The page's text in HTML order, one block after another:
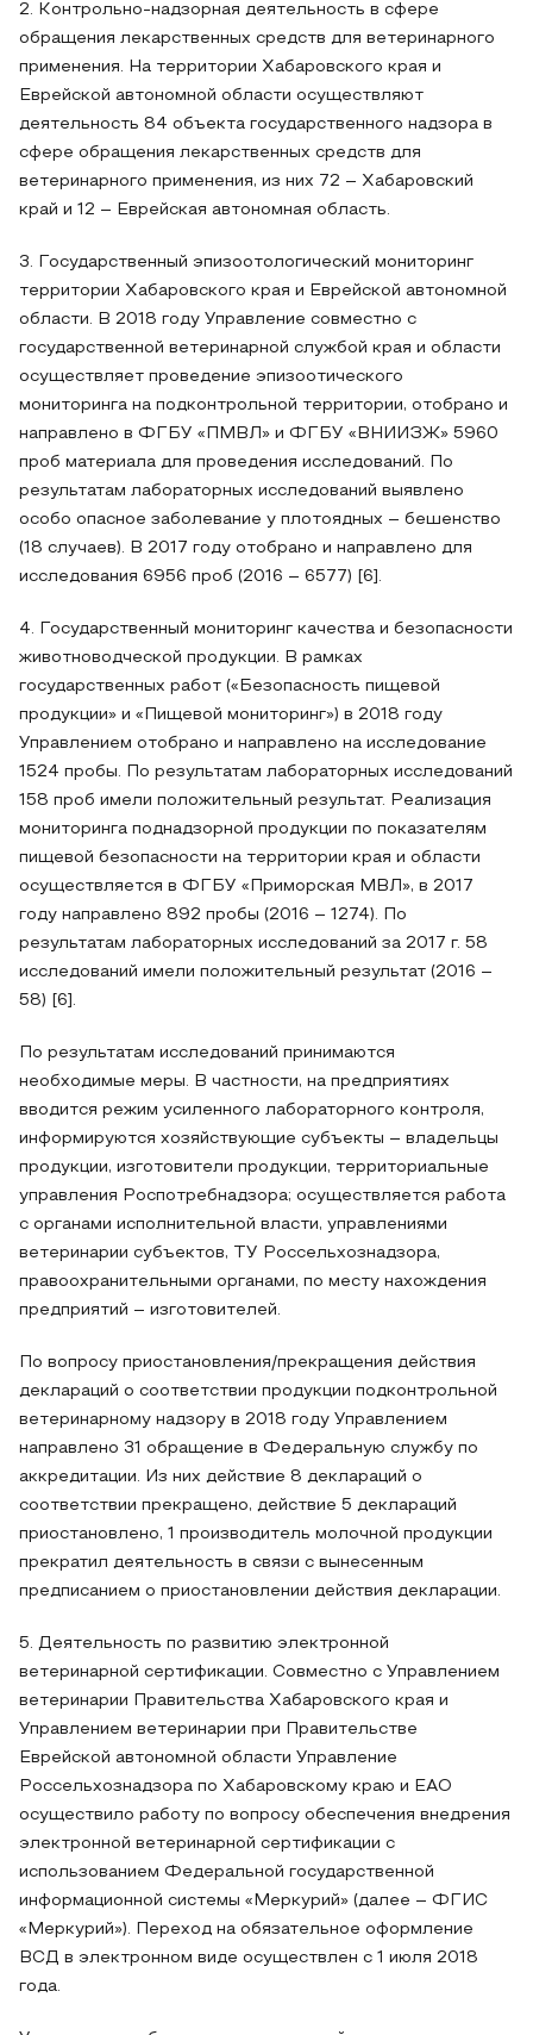
2. Контрольно-надзорная деятельность в сфере
обращения лекарственных средств для ветеринарного
применения. На территории Хабаровского края и
Еврейской автономной области осуществляют
деятельность 84 объекта государственного надзора в
сфере обращения лекарственных средств для
ветеринарного применения, из них 72 – Хабаровский
край и 12 – Еврейская автономная область.
3. Государственный эпизоотологический мониторинг
территории Хабаровского края и Еврейской автономной
области. В 2018 году Управление совместно с
государственной ветеринарной службой края и области
осуществляет проведение эпизоотического
мониторинга на подконтрольной территории, отобрано и
направлено в ФГБУ «ПМВЛ» и ФГБУ «ВНИИЗЖ» 5960
проб материала для проведения исследований. По
результатам лабораторных исследований выявлено
особо опасное заболевание у плотоядных – бешенство
(18 случаев). В 2017 году отобрано и направлено для
исследования 6956 проб (2016 – 6577) [6].
4. Государственный мониторинг качества и безопасности
животноводческой продукции. В рамках
государственных работ («Безопасность пищевой
продукции» и «Пищевой мониторинг») в 2018 году
Управлением отобрано и направлено на исследование
1524 пробы. По результатам лабораторных исследований
158 проб имели положительный результат. Реализация
мониторинга поднадзорной продукции по показателям
пищевой безопасности на территории края и области
осуществляется в ФГБУ «Приморская МВЛ», в 2017
году направлено 892 пробы (2016 – 1274). По
результатам лабораторных исследований за 2017 г. 58
исследований имели положительный результат (2016 –
58) [6].
По результатам исследований принимаются
необходимые меры. В частности, на предприятиях
вводится режим усиленного лабораторного контроля,
информируются хозяйствующие субъекты – владельцы
продукции, изготовители продукции, территориальные
управления Роспотребнадзора; осуществляется работа
с органами исполнительной власти, управлениями
ветеринарии субъектов, ТУ Россельхознадзора,
правоохранительными органами, по месту нахождения
предприятий – изготовителей.
По вопросу приостановления/прекращения действия
деклараций о соответствии продукции подконтрольной
ветеринарному надзору в 2018 году Управлением
направлено 31 обращение в Федеральную службу по
аккредитации. Из них действие 8 деклараций о
соответствии прекращено, действие 5 деклараций
приостановлено, 1 производитель молочной продукции
прекратил деятельность в связи с вынесенным
предписанием о приостановлении действия декларации.
5. Деятельность по развитию электронной
ветеринарной сертификации. Совместно с Управлением
ветеринарии Правительства Хабаровского края и
Управлением ветеринарии при Правительстве
Еврейской автономной области Управление
Россельхознадзора по Хабаровскому краю и ЕАО
осуществило работу по вопросу обеспечения внедрения
электронной ветеринарной сертификации с
использованием Федеральной государственной
информационной системы «Меркурий» (далее – ФГИС
«Меркурий»). Переход на обязательное оформление
ВСД в электронном виде осуществлен с 1 июля 2018
года.